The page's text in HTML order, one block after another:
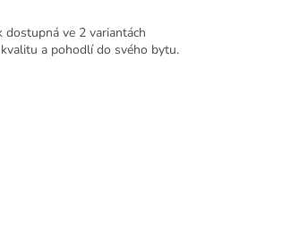
ve 2 variantách
a pohodlí do svého bytu.